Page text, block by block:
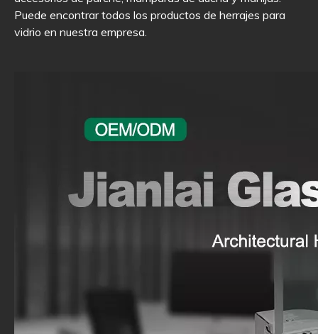
Puede encontrar todos los productos de herrajes para
vidrio en nuestra empresa.